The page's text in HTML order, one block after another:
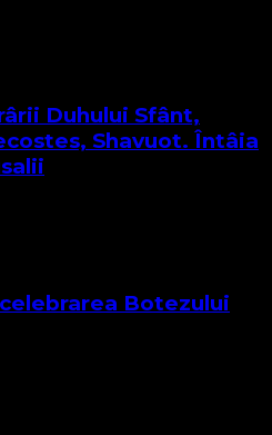
Duhului Sfânt,
Shavuot. Întâia
Botezului